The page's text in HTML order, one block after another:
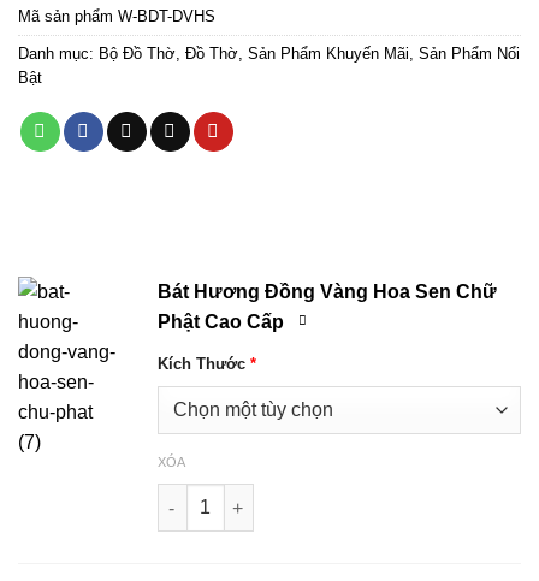
5.500.000 ₫.
Mã sản phẩm W-BDT-DVHS
Danh mục: Bộ Đồ Thờ, Đồ Thờ, Sản Phẩm Khuyến Mãi, Sản Phẩm Nổi
Bật
Bát Hương Đồng Vàng Hoa Sen Chữ
Phật Cao Cấp
Kích Thước *
XÓA
Bát Hương Đồng Vàng Hoa Sen Chữ Phật